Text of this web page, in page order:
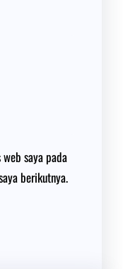
saya pada
berikutnya.